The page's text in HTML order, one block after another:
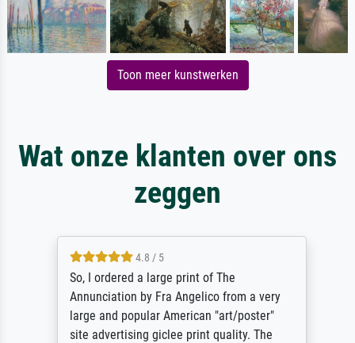
Toon meer kunstwerken
Wat onze klanten over ons
zeggen
4.8 / 5
So, I ordered a large print of The
Annunciation by Fra Angelico from a very
large and popular American "art/poster"
site advertising giclee print quality. The